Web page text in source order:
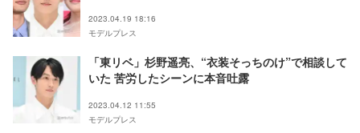
2023.04.19 18:16
モデルプレス
「東リベ」杉野遥亮、“衣装そっちのけ”で相談して
いた 苦労したシーンに本音吐露
2023.04.12 11:55
モデルプレス